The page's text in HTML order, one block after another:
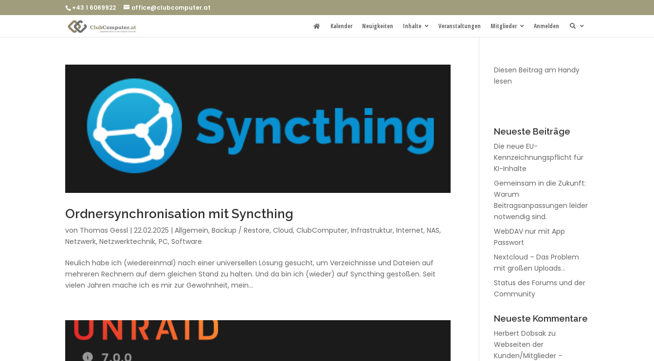
+43 1 6069922 office@clubcomputer.at
Kalender Neuigkeiten Inhalte Veranstaltungen Mitglieder Anmelden
Ordnersynchronisation mit Syncthing
von Thomas Gessl |22.02.2025 |Allgemein,Backup / Restore,Cloud,ClubComputer,Infrastruktur,Internet,NAS,
Netzwerk,Netzwerktechnik,PC,Software
Neulich habe ich (wiedereinmal) nach einer universellen Lösung gesucht, um Verzeichnisse und Dateien auf
mehreren Rechnern auf dem gleichen Stand zu halten. Und da bin ich (wieder) auf Syncthing gestoßen. Seit
vielen Jahren mache ich es mir zur Gewohnheit, mein...
Diesen Beitrag am Handy
lesen
Neueste Beiträge
Die neue EU-
Kennzeichnungspflicht für
KI-Inhalte
Gemeinsam in die Zukunft:
Warum
Beitragsanpassungen leider
notwendig sind.
WebDAV nur mit App
Passwort
Nextcloud – Das Problem
mit großen Uploads…
Status des Forums und der
Community
Neueste Kommentare
Herbert Dobsak zu
Webseiten der
Kunden/Mitglieder –